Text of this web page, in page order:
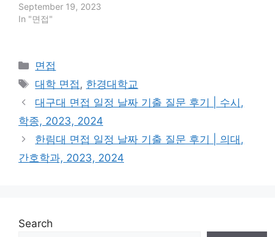
September 19, 2023
In "면접"
Categories
면접
Tags
대학 면접 , 한경대학교
대구대 면접 일정 날짜 기출 질문 후기 | 수시,
학종, 2023, 2024
한림대 면접 일정 날짜 기출 질문 후기 | 의대,
간호학과, 2023, 2024
Search